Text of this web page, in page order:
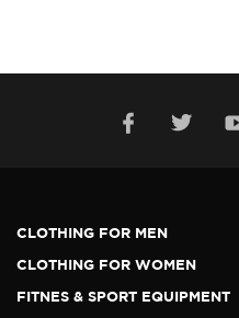
CLOTHING FOR MEN
CLOTHING FOR WOMEN
FITNES & SPORT EQUIPMENT